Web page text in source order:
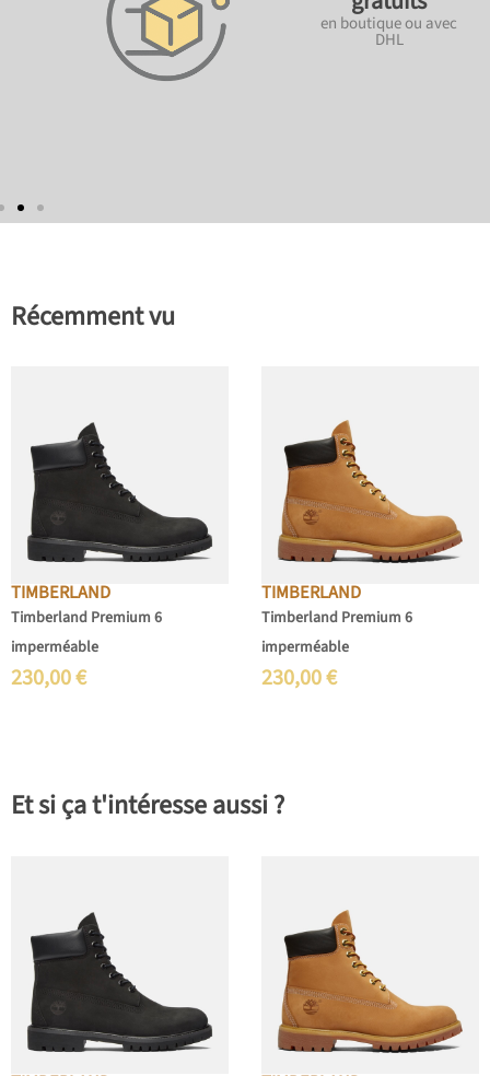
en boutique ou avec
DHL
Récemment vu
TIMBERLAND
Timberland Premium 6
imperméable
230,00€
TIMBERLAND
Timberland Premium 6
imperméable
230,00€
Et si ça t'intéresse aussi ?